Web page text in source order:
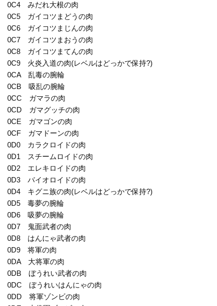
0C4 みだれ大根の肉
0C5 ガイコツまどうの肉
0C6 ガイコツまじんの肉
0C7 ガイコツまおうの肉
0C8 ガイコツまてんの肉
0C9 火炎入道の肉(レベルはどっかで保持?)
0CA 乱毒の腕輪
0CB 吸乱の腕輪
0CC ガマラの肉
0CD ガマグッチの肉
0CE ガマゴンの肉
0CF ガマドーンの肉
0D0 カラクロイドの肉
0D1 スチームロイドの肉
0D2 エレキロイドの肉
0D3 バイオロイドの肉
0D4 キグニ族の肉(レベルはどっかで保持?)
0D5 毒夢の腕輪
0D6 吸夢の腕輪
0D7 鬼面武者の肉
0D8 はんにゃ武者の肉
0D9 将軍の肉
0DA 大将軍の肉
0DB ぼうれい武者の肉
0DC ぼうれいはんにゃの肉
0DD 将軍ゾンビの肉